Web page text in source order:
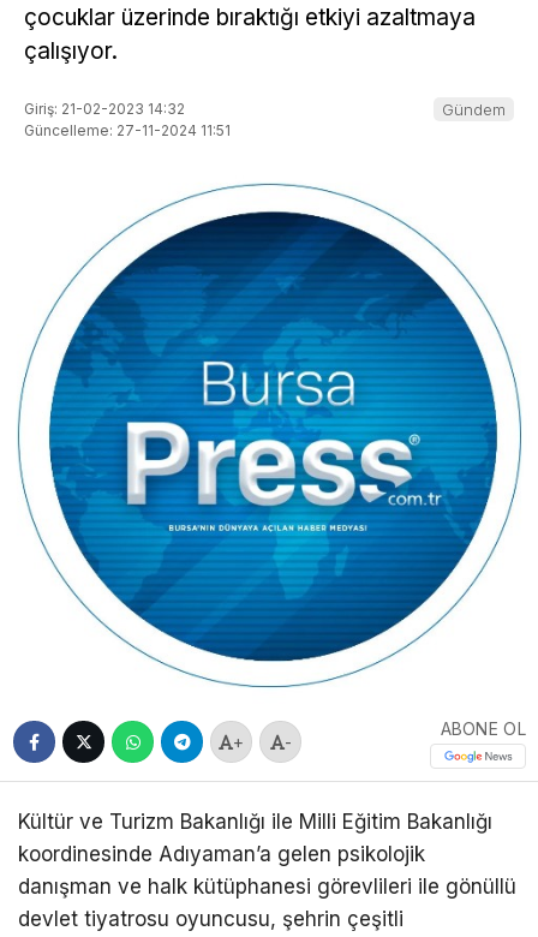
çocuklar üzerinde bıraktığı etkiyi azaltmaya
çalışıyor.
Giriş: 21-02-2023 14:32
Güncelleme: 27-11-2024 11:51
Gündem
+ -
ABONE OL
Kültür ve Turizm Bakanlığı ile Milli Eğitim Bakanlığı
koordinesinde Adıyaman’a gelen psikolojik
danışman ve halk kütüphanesi görevlileri ile gönüllü
devlet tiyatrosu oyuncusu, şehrin çeşitli